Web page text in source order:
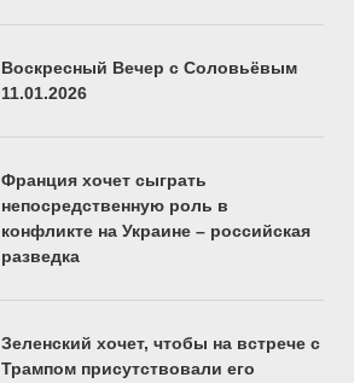
Воскресный Вечер с Соловьёвым
11.01.2026
Франция хочет сыграть
непосредственную роль в
конфликте на Украине – российская
разведка
Зеленский хочет, чтобы на встрече с
Трампом присутствовали его